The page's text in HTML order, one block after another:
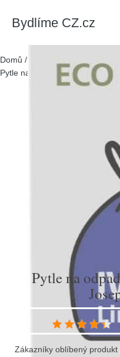
Bydlíme CZ.cz
Domů /
> Bytové
Pytle na odpadky/Pytle na
Pytle na
Zákazníky oblíbený produkt